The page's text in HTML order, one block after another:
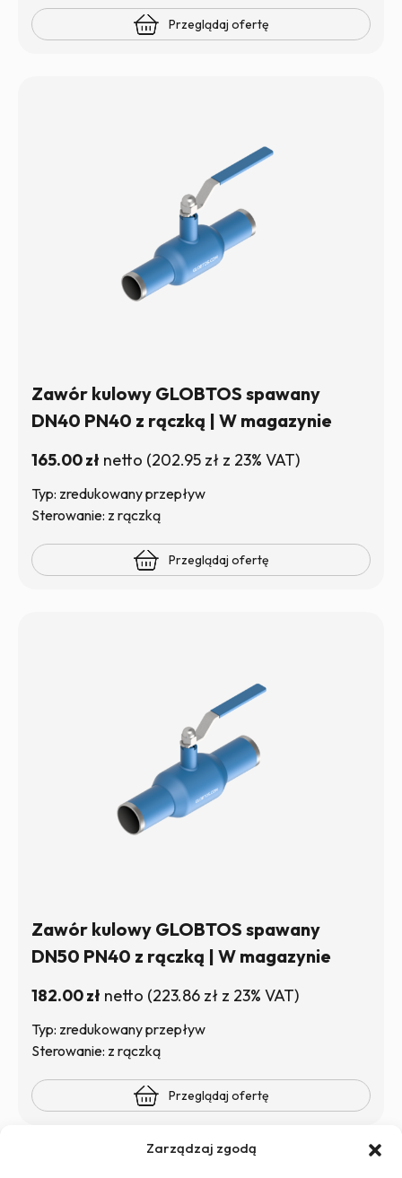
Zarządzaj zgodą
Przeglądaj ofertę
Zawór kulowy GLOBTOS spawany
DN40 PN40 z rączką | W magazynie
165.00zł netto (202.95 zł z 23% VAT)
Typ: zredukowany przepływ
Sterowanie: z rączką
Przeglądaj ofertę
Zawór kulowy GLOBTOS spawany
DN50 PN40 z rączką | W magazynie
182.00zł netto (223.86 zł z 23% VAT)
Typ: zredukowany przepływ
Sterowanie: z rączką
Przeglądaj ofertę
12 13